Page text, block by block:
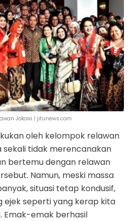
Jokowi | jitunews.com
oleh kelompok relawan
sekali tidak merencanakan
bertemu dengan relawan
Namun, meski massa
situasi tetap kondusif,
ejek seperti yang kerap kita
Emak-emak berhasil